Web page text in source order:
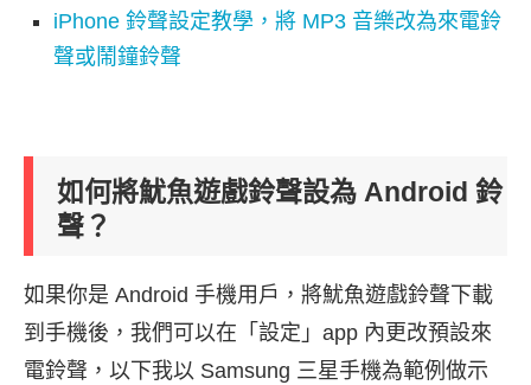
iPhone 鈴聲設定教學，將 MP3 音樂改為來電鈴
聲或鬧鐘鈴聲
如何將魷魚遊戲鈴聲設為 Android 鈴
聲？
如果你是 Android 手機用戶，將魷魚遊戲鈴聲下載
到手機後，我們可以在「設定」app 內更改預設來
電鈴聲，以下我以 Samsung 三星手機為範例做示